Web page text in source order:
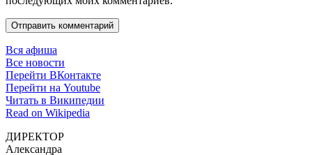
Отправить комментарий
Вся афиша
Все новости
Перейти ВКонтакте
Перейти на Youtube
Читать в Википедии
Read on Wikipedia
ДИРЕКТОР
Александра